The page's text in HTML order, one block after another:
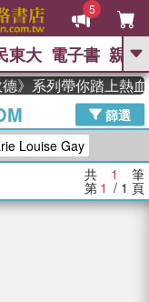
5
GO
、 高希均教授回憶錄
、 父親節 、 如果歷
暑期推薦 、 國際布克
、 方念華 、 台灣的李
數學女孩：黎曼猜想 、
東大 電子書 親子
》系列帶你踏上熱血
篩選
Louise Gay
共 1 筆
第 1 / 1 頁